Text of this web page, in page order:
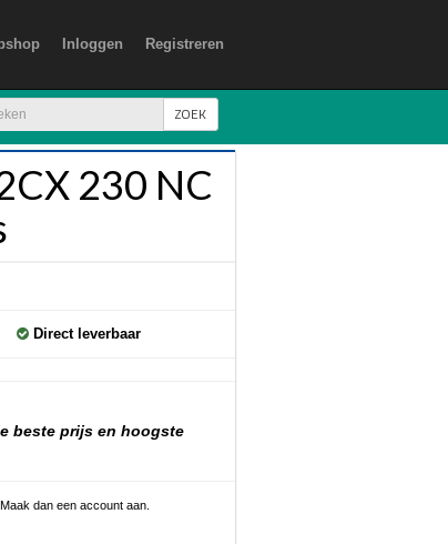
Inloggen Registreren
ZOEK
230 NC
Direct leverbaar
beste prijs en hoogste
dan een account aan.